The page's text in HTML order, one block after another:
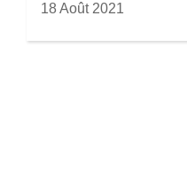
18 Août 2021